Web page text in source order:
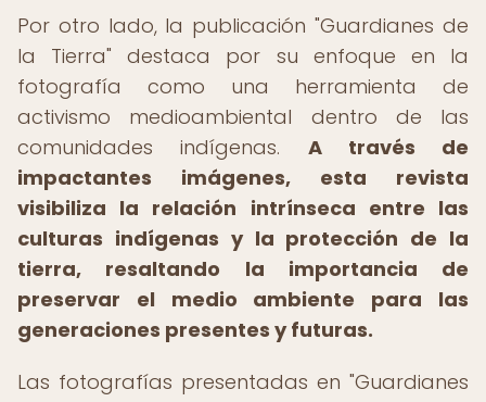
Por otro lado, la publicación "Guardianes de
la Tierra" destaca por su enfoque en la
fotografía como una herramienta de
activismo medioambiental dentro de las
comunidades indígenas. A través de
impactantes imágenes, esta revista
visibiliza la relación intrínseca entre las
culturas indígenas y la protección de la
tierra, resaltando la importancia de
preservar el medio ambiente para las
generaciones presentes y futuras.
Las fotografías presentadas en "Guardianes